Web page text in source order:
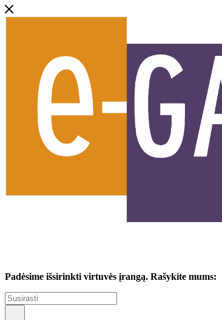
Padėsime išsirinkti virtuvės įrangą. Rašykite mums: